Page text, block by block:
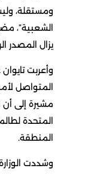
ومستقلة،
الشعبية”،
يزال المصدر
وأعربت
المتواصل
مشيرة إلى أن
المتحدة
المنطقة.
وشددت